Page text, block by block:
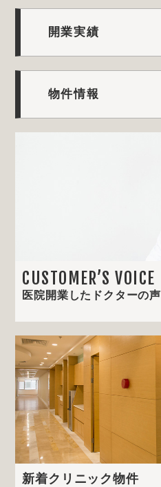
開業実績
物件情報
CUSTOMER’S VOICE
医院開業したドクターの声
新着クリニック物件